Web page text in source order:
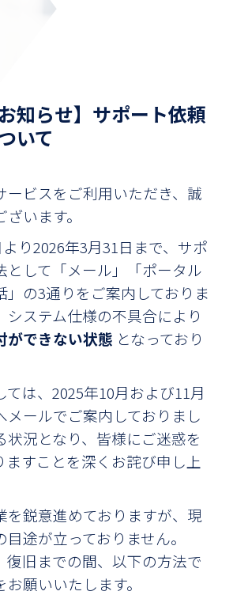
知らせ】サポート依頼
いて
ービスをご利用いただき、誠
います。
り2026年3月31日まで、サポ
として「メール」「ポータル
」の3通りをご案内しておりま
システム仕様の不具合により
ができない状態 となっており
ては、2025年10月および11月
メールでご案内しておりまし
状況となり、皆様にご迷惑を
ますことを深くお詫び申し上
を鋭意進めておりますが、現
途が立っておりません。
復旧までの間、以下の方法で
願いいたします。